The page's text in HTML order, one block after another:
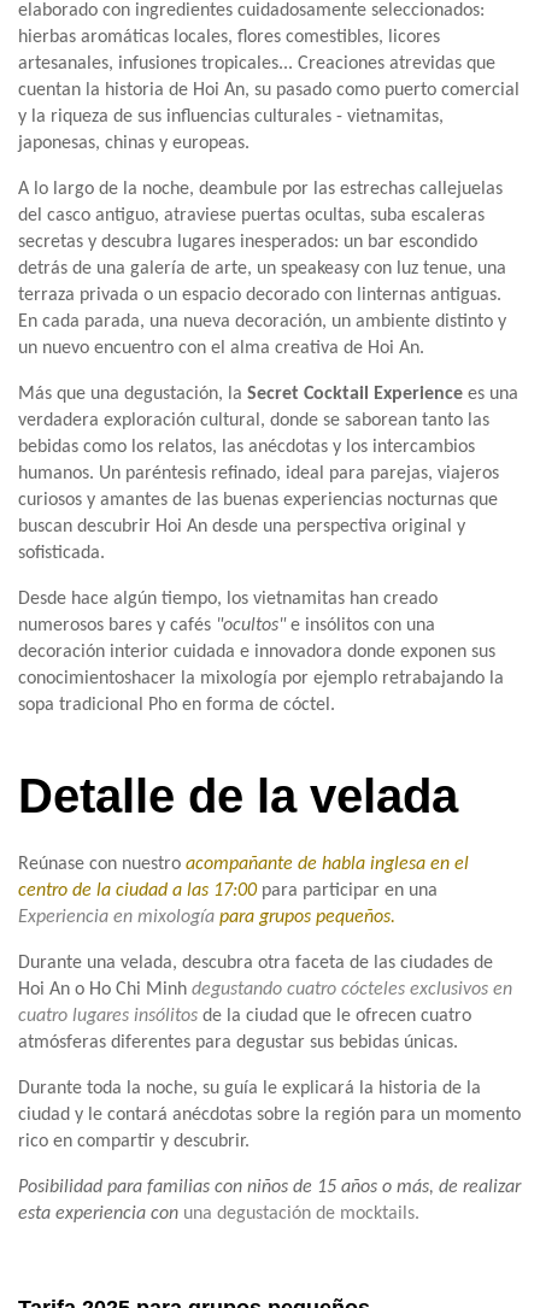
elaborado con ingredientes cuidadosamente seleccionados:
hierbas aromáticas locales, flores comestibles, licores
artesanales, infusiones tropicales... Creaciones atrevidas que
cuentan la historia de Hoi An, su pasado como puerto comercial
y la riqueza de sus influencias culturales - vietnamitas,
japonesas, chinas y europeas.
A lo largo de la noche, deambule por las estrechas callejuelas
del casco antiguo, atraviese puertas ocultas, suba escaleras
secretas y descubra lugares inesperados: un bar escondido
detrás de una galería de arte, un speakeasy con luz tenue, una
terraza privada o un espacio decorado con linternas antiguas.
En cada parada, una nueva decoración, un ambiente distinto y
un nuevo encuentro con el alma creativa de Hoi An.
Más que una degustación, la Secret Cocktail Experience es una
verdadera exploración cultural, donde se saborean tanto las
bebidas como los relatos, las anécdotas y los intercambios
humanos. Un paréntesis refinado, ideal para parejas, viajeros
curiosos y amantes de las buenas experiencias nocturnas que
buscan descubrir Hoi An desde una perspectiva original y
sofisticada.
Desde hace algún tiempo, los vietnamitas han creado
numerosos bares y cafés "ocultos" e insólitos con una
decoración interior cuidada e innovadora donde exponen sus
conocimientoshacer la mixología por ejemplo retrabajando la
sopa tradicional Pho en forma de cóctel.
Detalle de la velada
Reúnase con nuestro acompañante de habla inglesa en el
centro de la ciudad a las 17:00para participar en una
Experiencia en mixología para grupos pequeños.
Durante una velada, descubra otra faceta de las ciudades de
Hoi An o Ho Chi Minh degustando cuatro cócteles exclusivos en
cuatro lugares insólitos de la ciudad que le ofrecen cuatro
atmósferas diferentes para degustar sus bebidas únicas.
Durante toda la noche, su guía le explicará la historia de la
ciudad y le contará anécdotas sobre la región para un momento
rico en compartir y descubrir.
Posibilidad para familias con niños de 15 años o más, de realizar
esta experiencia con una degustación de mocktails.